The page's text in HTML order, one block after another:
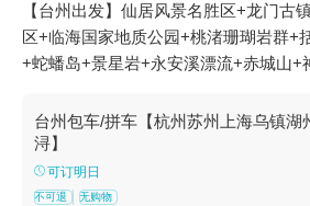
【台州出发】仙居风景名胜区+龙门古
区+临海国家地质公园+桃渚珊瑚岩群+
+蛇蟠岛+景星岩+永安溪漂流+赤城山+
渚古城+三门+台州府城文化旅游区+天
+台州东方太阳城+牛头山湖+东湖+台州
界+济公故居+皤滩古镇+大陈岛+长屿硐
岩+石梁飞瀑+双门硐景区+琼台仙谷景
台州包车/拼车【杭州苏州上海乌镇湖
浔】
可订明日
不可退 无购物